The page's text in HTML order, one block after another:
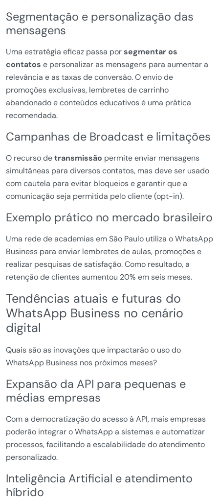
Segmentação e personalização das
mensagens
Uma estratégia eficaz passa porsegmentar os
contatos e personalizar as mensagens para aumentar a
relevância e as taxas de conversão. O envio de
promoções exclusivas, lembretes de carrinho
abandonado e conteúdos educativos é uma prática
recomendada.
Campanhas de Broadcast e limitações
O recurso detransmissão permite enviar mensagens
simultâneas para diversos contatos, mas deve ser usado
com cautela para evitar bloqueios e garantir que a
comunicação seja permitida pelo cliente (opt-in).
Exemplo prático no mercado brasileiro
Uma rede de academias em São Paulo utiliza o WhatsApp
Business para enviar lembretes de aulas, promoções e
realizar pesquisas de satisfação. Como resultado, a
retenção de clientes aumentou 20% em seis meses.
Tendências atuais e futuras do
WhatsApp Business no cenário
digital
Quais são as inovações que impactarão o uso do
WhatsApp Business nos próximos meses?
Expansão da API para pequenas e
médias empresas
Com a democratização do acesso à API, mais empresas
poderão integrar o WhatsApp a sistemas e automatizar
processos, facilitando a escalabilidade do atendimento
personalizado.
Inteligência Artificial e atendimento
híbrido